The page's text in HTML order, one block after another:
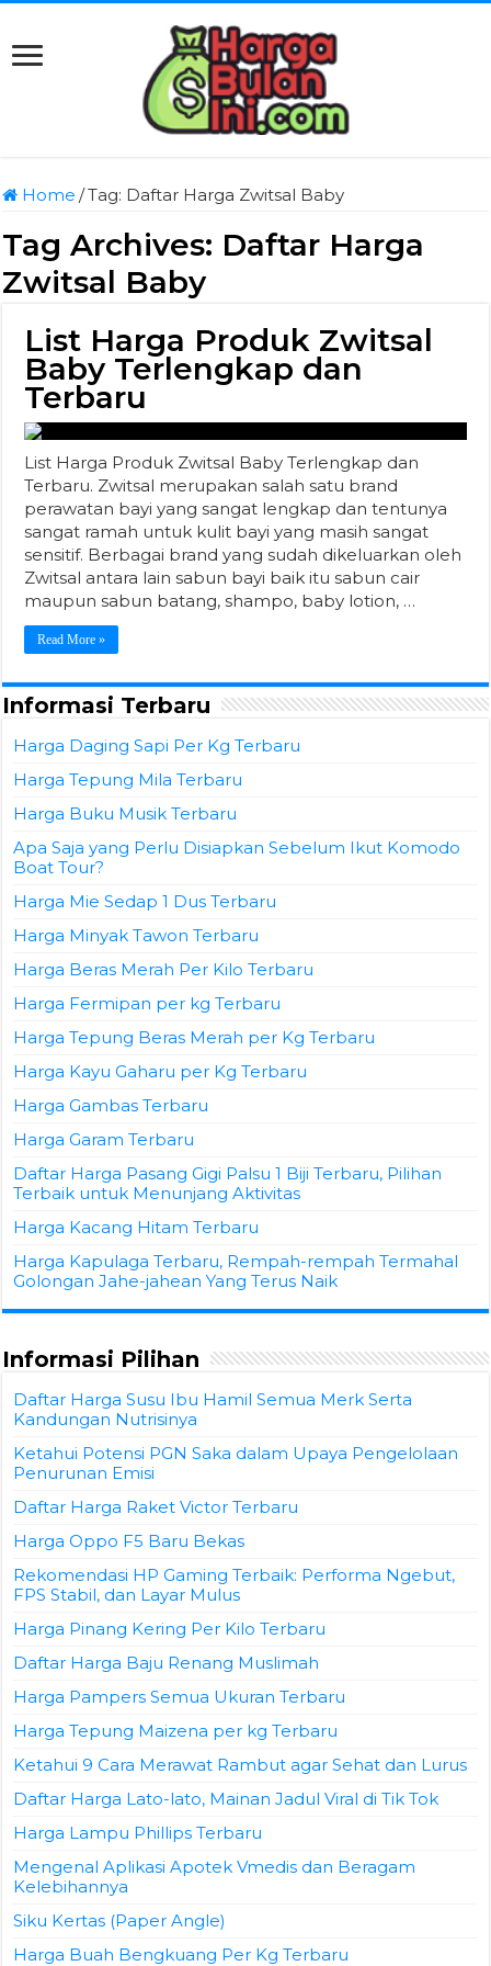
Home /Tag: Daftar Harga Zwitsal Baby
Tag Archives: Daftar Harga
Zwitsal Baby
List Harga Produk Zwitsal
Baby Terlengkap dan
Terbaru
List Harga Produk Zwitsal Baby Terlengkap dan
Terbaru. Zwitsal merupakan salah satu brand
perawatan bayi yang sangat lengkap dan tentunya
sangat ramah untuk kulit bayi yang masih sangat
sensitif. Berbagai brand yang sudah dikeluarkan oleh
Zwitsal antara lain sabun bayi baik itu sabun cair
maupun sabun batang, shampo, baby lotion, …
Read More »
Informasi Terbaru
Harga Daging Sapi Per Kg Terbaru
Harga Tepung Mila Terbaru
Harga Buku Musik Terbaru
Apa Saja yang Perlu Disiapkan Sebelum Ikut Komodo
Boat Tour?
Harga Mie Sedap 1 Dus Terbaru
Harga Minyak Tawon Terbaru
Harga Beras Merah Per Kilo Terbaru
Harga Fermipan per kg Terbaru
Harga Tepung Beras Merah per Kg Terbaru
Harga Kayu Gaharu per Kg Terbaru
Harga Gambas Terbaru
Harga Garam Terbaru
Daftar Harga Pasang Gigi Palsu 1 Biji Terbaru, Pilihan
Terbaik untuk Menunjang Aktivitas
Harga Kacang Hitam Terbaru
Harga Kapulaga Terbaru, Rempah-rempah Termahal
Golongan Jahe-jahean Yang Terus Naik
Informasi Pilihan
Daftar Harga Susu Ibu Hamil Semua Merk Serta
Kandungan Nutrisinya
Ketahui Potensi PGN Saka dalam Upaya Pengelolaan
Penurunan Emisi
Daftar Harga Raket Victor Terbaru
Harga Oppo F5 Baru Bekas
Rekomendasi HP Gaming Terbaik: Performa Ngebut,
FPS Stabil, dan Layar Mulus
Harga Pinang Kering Per Kilo Terbaru
Daftar Harga Baju Renang Muslimah
Harga Pampers Semua Ukuran Terbaru
Harga Tepung Maizena per kg Terbaru
Ketahui 9 Cara Merawat Rambut agar Sehat dan Lurus
Daftar Harga Lato-lato, Mainan Jadul Viral di Tik Tok
Harga Lampu Phillips Terbaru
Mengenal Aplikasi Apotek Vmedis dan Beragam
Kelebihannya
Siku Kertas (Paper Angle)
Harga Buah Bengkuang Per Kg Terbaru